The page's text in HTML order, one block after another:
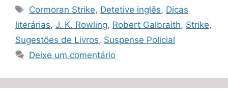
Tags
Cormoran Strike, Detetive inglês, Dicas
literárias, J. K. Rowling, Robert Galbraith, Strike,
Sugestões de Livros, Suspense Policial
Deixe um comentário